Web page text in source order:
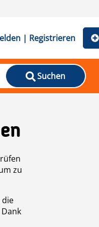
| Registrieren
Suchen
zu
die